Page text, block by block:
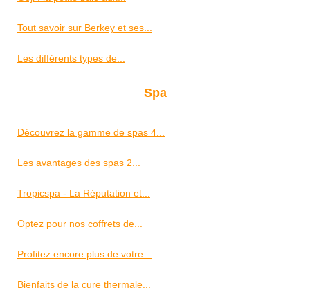
Tout savoir sur Berkey et ses...
Les différents types de...
Spa
Découvrez la gamme de spas 4...
Les avantages des spas 2...
Tropicspa - La Réputation et...
Optez pour nos coffrets de...
Profitez encore plus de votre...
Bienfaits de la cure thermale...